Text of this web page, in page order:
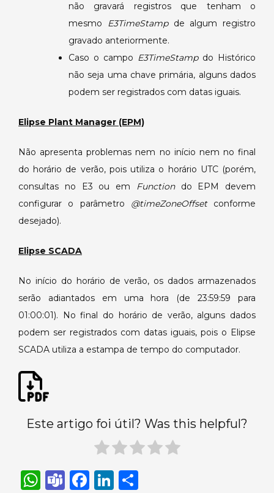
não gravará registros que tenham o
mesmo E3TimeStamp de algum registro
gravado anteriormente.
Caso o campo E3TimeStamp do Histórico
não seja uma chave primária, alguns dados
podem ser registrados com datas iguais.
Elipse Plant Manager (EPM)
Não apresenta problemas nem no início nem no final
do horário de verão, pois utiliza o horário UTC (porém,
consultas no E3 ou em Function do EPM devem
configurar o parâmetro @timeZoneOffset conforme
desejado).
Elipse SCADA
No início do horário de verão, os dados armazenados
serão adiantados em uma hora (de 23:59:59 para
01:00:01). No final do horário de verão, alguns dados
podem ser registrados com datas iguais, pois o Elipse
SCADA utiliza a estampa de tempo do computador.
Este artigo foi útil? Was this helpful?
W T
F
Li